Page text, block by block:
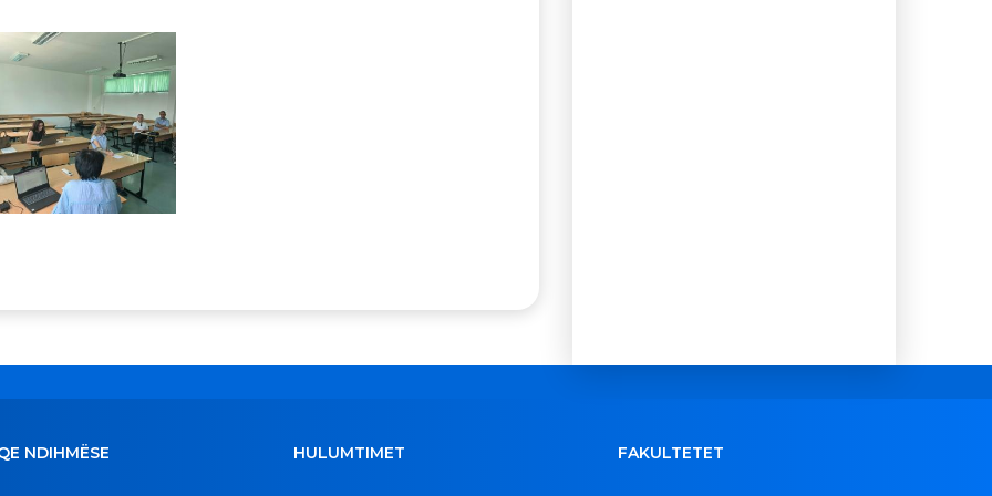
NDIHMËSE HULUMTIMET FAKULTETET